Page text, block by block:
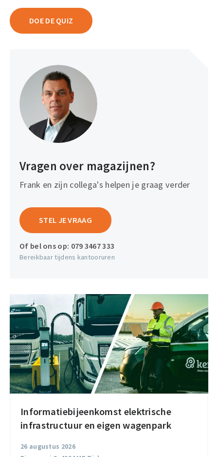
DOE DE QUIZ
Vragen over magazijnen?
Frank en zijn collega's helpen je graag verder
STEL JE VRAAG
Of bel ons op: 079 3467 333
Bereikbaar tijdens kantooruren
Informatiebijeenkomst elektrische
infrastructuur en eigen wagenpark
26 augustus 2026
Informatiebijeenkomst
elektrische
en